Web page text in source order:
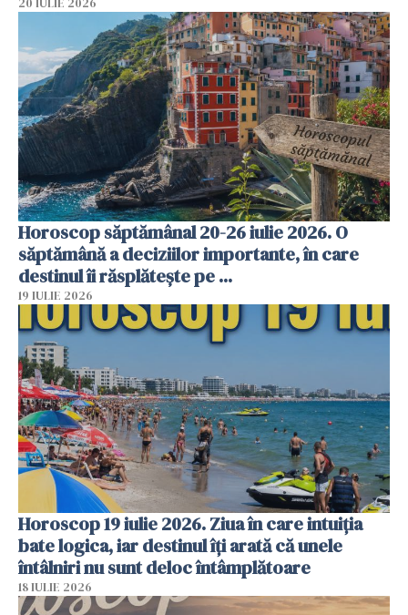
20 IULIE 2026
Horoscop săptămânal 20-26 iulie 2026. O
săptămână a deciziilor importante, în care
destinul îi răsplătește pe ...
19 IULIE 2026
Horoscop 19 iulie 2026. Ziua în care intuiția
bate logica, iar destinul îți arată că unele
întâlniri nu sunt deloc întâmplătoare
18 IULIE 2026